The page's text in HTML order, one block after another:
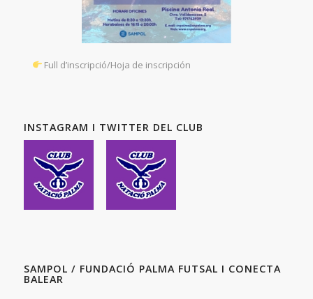
Full d’inscripció/Hoja de inscripción
INSTAGRAM I TWITTER DEL CLUB
SAMPOL / FUNDACIÓ PALMA FUTSAL I CONECTA
BALEAR